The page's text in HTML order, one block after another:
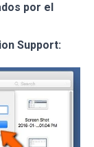
por el
Support: